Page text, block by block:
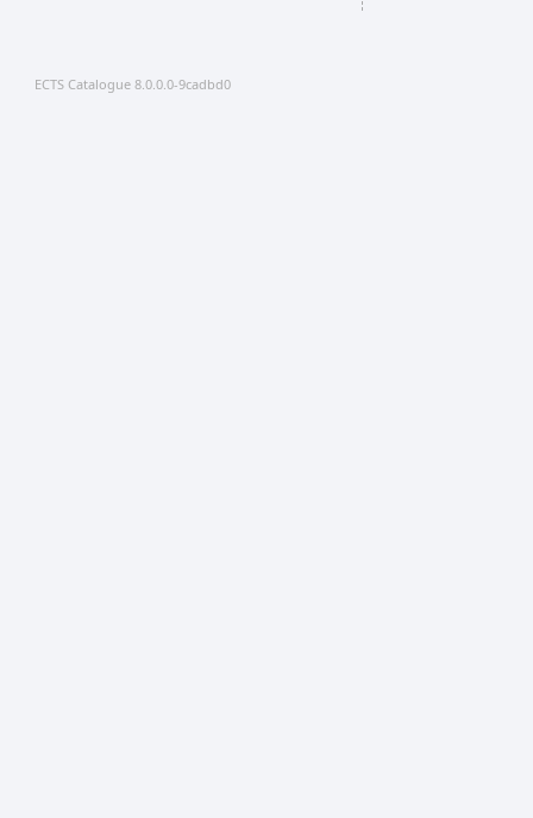
ECTS Catalogue 8.0.0.0-9cadbd0